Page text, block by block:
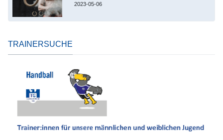
2023-05-06
TRAINERSUCHE